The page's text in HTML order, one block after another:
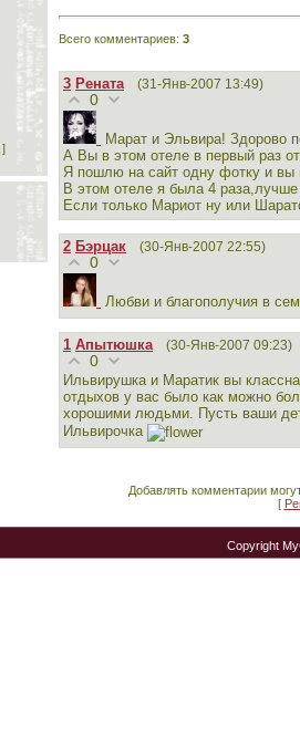
]
Всего комментариев: 3
3 Рената (31-Янв-2007 13:49)
0
Марат и Эльвира! Здорово
А Вы в этом отеле в первый раз
Я пошлю на сайт одну фотку и вы
В этом отеле я была 4 раза,лучше
Если только Мариот ну или
2 Бэрцак (30-Янв-2007 22:55)
0
Любви и благополучия в
1 Апытюшка (30-Янв-2007 09:23)
0
Ильвирушка и Маратик вы
отдыхов у вас было как можно
хорошими людьми. Пусть ваши
Ильвирочка
Добавлять комментарии
[
Copyright